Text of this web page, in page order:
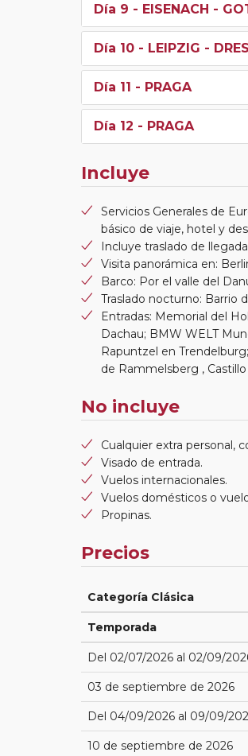
Día 9 - EISENACH -
Día 10 - LEIPZIG -
Día 11 - PRAGA
Día 12 - PRAGA
Incluye
Servicios Generales de
básico de viaje, hotel y
Incluye traslado de llegada
Visita panorámica en:
Barco: Por el valle del
Traslado nocturno: Barrio
Entradas: Memorial del
Dachau; BMW WELT
Rapuntzel en
de Rammelsberg ,
No incluye
Cualquier extra personal,
Visado de entrada.
Vuelos internacionales.
Vuelos domésticos o
Propinas.
Precios
Categoría Clásica
Temporada
Del 02/07/2026 al 02/09/
03 de septiembre de 2026
Del 04/09/2026 al 09/09/
10 de septiembre de 2026